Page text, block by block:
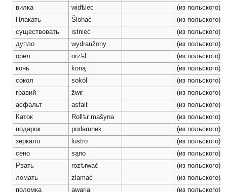
вилка
widѣlec
(из польского)
Плакать
Šlohać
(из польского)
существовать
istnieć
(из польского)
дупло
wydraužony
(из польского)
орел
orzѣl
(из польского)
конь
koną
(из польского)
сокол
sokól
(из польского)
гравий
žwir
(из польского)
асфальт
asfalt
(из польского)
Каток
Rollѣr mašyna
(из польского)
подарок
podarunek
(из польского)
зеркало
lustro
(из польского)
сено
sąno
(из польского)
Рвать
rozѣrwać
(из польского)
ломать
zlamać
(из польского)
поломка
awaria
(из польского)